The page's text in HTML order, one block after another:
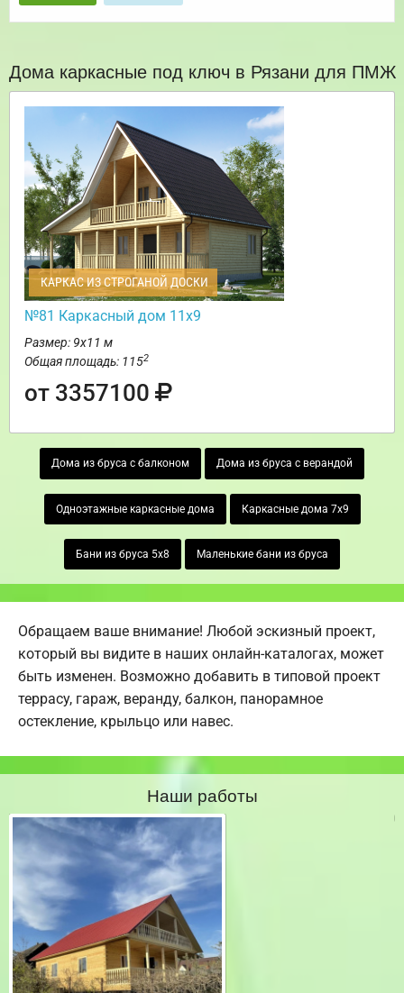
Дома каркасные под ключ в Рязани для ПМЖ
КАРКАС ИЗ СТРОГАНОЙ ДОСКИ
№81 Каркасный дом 11х9
Размер: 9х11 м
Общая площадь: 1152
от 3357100
Дома из бруса с балконом Дома из бруса с верандой
Одноэтажные каркасные дома Каркасные дома 7х9
Бани из бруса 5х8 Маленькие бани из бруса
Обращаем ваше внимание! Любой эскизный проект,
который вы видите в наших онлайн-каталогах, может
быть изменен. Возможно добавить в типовой проект
террасу, гараж, веранду, балкон, панорамное
остекление, крыльцо или навес.
Наши работы